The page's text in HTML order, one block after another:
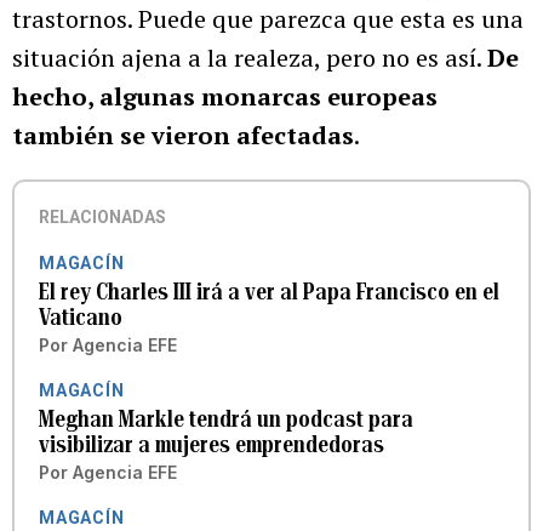
trastornos. Puede que parezca que esta es una
situación ajena a la realeza, pero no es así.De
hecho, algunas monarcas europeas
también se vieron afectadas.
RELACIONADAS
MAGACÍN
El rey Charles III irá a ver al Papa Francisco en el
Vaticano
Por Agencia EFE
MAGACÍN
Meghan Markle tendrá un podcast para
visibilizar a mujeres emprendedoras
Por Agencia EFE
MAGACÍN